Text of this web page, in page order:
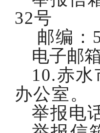
32号
邮编：
电子邮箱
10.赤
办公室。
举报电